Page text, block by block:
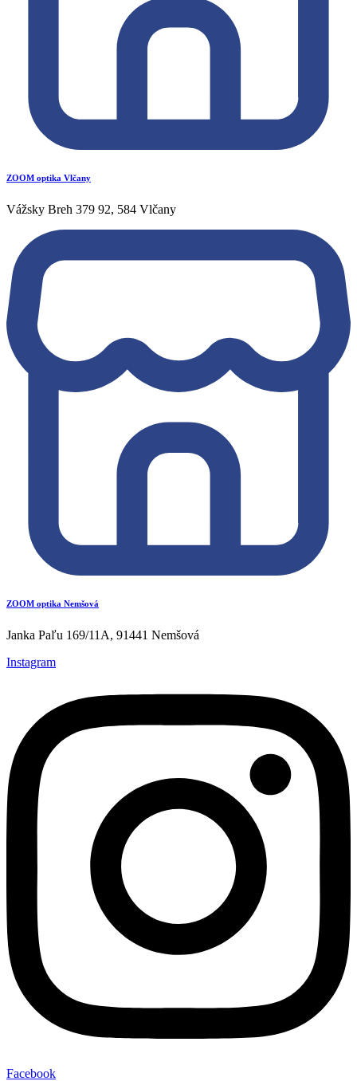
ZOOM optika Vlčany
Vážsky Breh 379 92, 584 Vlčany
ZOOM optika Nemšová
Janka Paľu 169/11A, 91441 Nemšová
Instagram
Facebook